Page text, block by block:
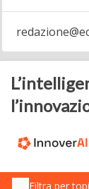
Filtra per